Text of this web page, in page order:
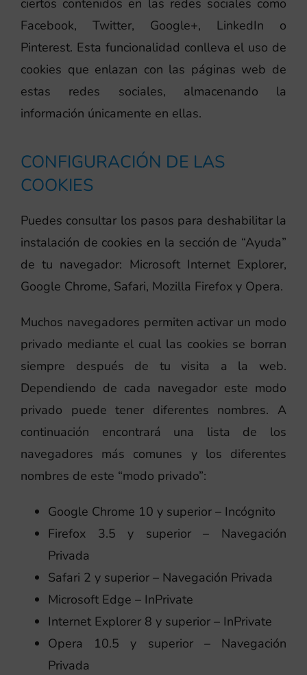
ciertos contenidos en las redes sociales como
Facebook, Twitter, Google+, LinkedIn o
Pinterest. Esta funcionalidad conlleva el uso de
cookies que enlazan con las páginas web de
estas redes sociales, almacenando la
información únicamente en ellas.
CONFIGURACIÓN DE LAS
COOKIES
Puedes consultar los pasos para deshabilitar la
instalación de cookies en la sección de “Ayuda”
de tu navegador: Microsoft Internet Explorer,
Google Chrome, Safari, Mozilla Firefox y Opera.
Muchos navegadores permiten activar un modo
privado mediante el cual las cookies se borran
siempre después de tu visita a la web.
Dependiendo de cada navegador este modo
privado puede tener diferentes nombres. A
continuación encontrará una lista de los
navegadores más comunes y los diferentes
nombres de este “modo privado”:
Google Chrome 10 y superior – Incógnito
Firefox 3.5 y superior – Navegación
Privada
Safari 2 y superior – Navegación Privada
Microsoft Edge – InPrivate
Internet Explorer 8 y superior – InPrivate
Opera 10.5 y superior – Navegación
Privada